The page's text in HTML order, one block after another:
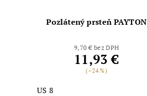
Pozlátený prsteň PAYTON
9,70 € bez DPH
11,93 €
(–24 %)
US 8